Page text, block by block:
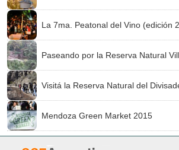
La 7ma. Peatonal del Vino (edición
Paseando por la Reserva Natural
Visitá la Reserva Natural del
Mendoza Green Market 2015